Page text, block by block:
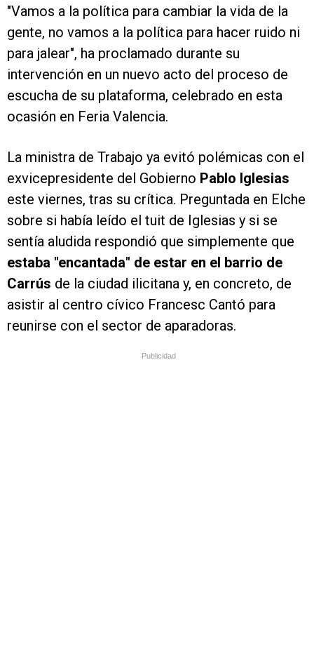
"Vamos a la política para cambiar la vida de la
gente, no vamos a la política para hacer ruido ni
para jalear", ha proclamado durante su
intervención en un nuevo acto del proceso de
escucha de su plataforma, celebrado en esta
ocasión en Feria Valencia.
La ministra de Trabajo ya evitó polémicas con el
exvicepresidente del Gobierno Pablo Iglesias
este viernes, tras su crítica. Preguntada en Elche
sobre si había leído el tuit de Iglesias y si se
sentía aludida respondió que simplemente que
estaba "encantada" de estar en el barrio de
Carrús de la ciudad ilicitana y, en concreto, de
asistir al centro cívico Francesc Cantó para
reunirse con el sector de aparadoras.
Publicidad